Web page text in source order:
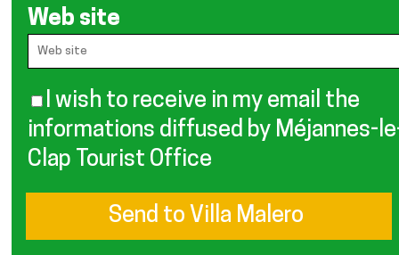
Web site
I wish to receive in my email the
informations diffused by Méjannes-
Clap Tourist Office